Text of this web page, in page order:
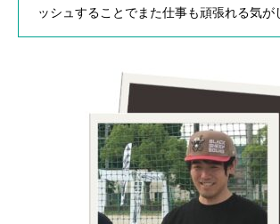
ッシュすることでまた仕事も頑張れる気が